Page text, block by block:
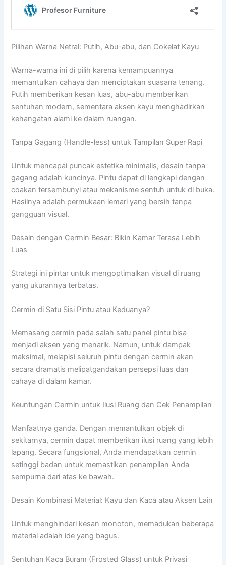
Pilihan Warna Netral: Putih, Abu-abu, dan Cokelat Kayu
Warna-warna ini di pilih karena kemampuannya
memantulkan cahaya dan menciptakan suasana tenang.
Putih memberikan kesan luas, abu-abu memberikan
sentuhan modern, sementara aksen kayu menghadirkan
kehangatan alami ke dalam ruangan.
Tanpa Gagang (Handle-less) untuk Tampilan Super Rapi
Untuk mencapai puncak estetika minimalis, desain tanpa
gagang adalah kuncinya. Pintu dapat di lengkapi dengan
coakan tersembunyi atau mekanisme sentuh untuk di buka.
Hasilnya adalah permukaan lemari yang bersih tanpa
gangguan visual.
Desain dengan Cermin Besar: Bikin Kamar Terasa Lebih
Luas
Strategi ini pintar untuk mengoptimalkan visual di ruang
yang ukurannya terbatas.
Cermin di Satu Sisi Pintu atau Keduanya?
Memasang cermin pada salah satu panel pintu bisa
menjadi aksen yang menarik. Namun, untuk dampak
maksimal, melapisi seluruh pintu dengan cermin akan
secara dramatis melipatgandakan persepsi luas dan
cahaya di dalam kamar.
Keuntungan Cermin untuk Ilusi Ruang dan Cek Penampilan
Manfaatnya ganda. Dengan memantulkan objek di
sekitarnya, cermin dapat memberikan ilusi ruang yang lebih
lapang. Secara fungsional, Anda mendapatkan cermin
setinggi badan untuk memastikan penampilan Anda
sempurna dari atas ke bawah.
Desain Kombinasi Material: Kayu dan Kaca atau Aksen Lain
Untuk menghindari kesan monoton, memadukan beberapa
material adalah ide yang bagus.
Sentuhan Kaca Buram (Frosted Glass) untuk Privasi